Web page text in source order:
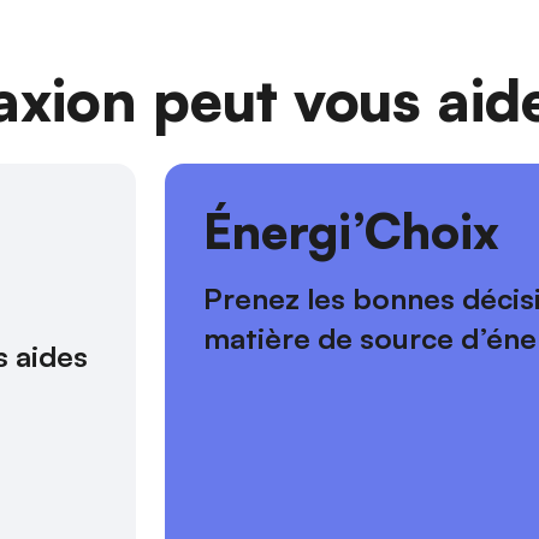
peut vous
aides
Énergi’Choix
Prenez les bonnes
matière de source